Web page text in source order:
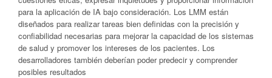
para la aplicación de IA bajo consideración. Los LMM están
diseñados para realizar tareas bien definidas con la precisión y
confiabilidad necesarias para mejorar la capacidad de los sistemas
de salud y promover los intereses de los pacientes. Los
desarrolladores también deberían poder predecir y comprender
posibles resultados